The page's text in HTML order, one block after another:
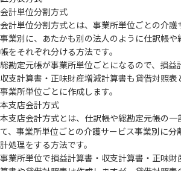
会計単位分割方式
会計単位分割方式とは、事業所単位ごとの介護
事業別に、あたかも別の法人のように仕訳帳や
帳をそれぞれ分ける方法です。
総勘定元帳が事業所単位ごとになるので、損益
収支計算書・正味財産増減計算書も貸借対照表
事業所単位ごとに作成します。
本支店会計方式
本支店会計方式とは、仕訳帳や総勘定元帳の一
て、事業所単位ごとの介護サービス事業別に分
計処理をする方法です。
事業所単位で損益計算書・収支計算書・正味財